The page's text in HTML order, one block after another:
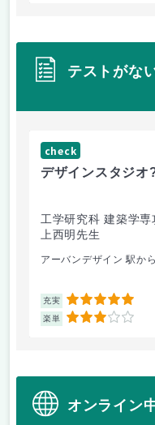
テストがな
check
デザインスタジオ
工学研究科 建築学専
上西明先生
アーバンデザイン 駅か
充実 5
楽単 3
オンライン